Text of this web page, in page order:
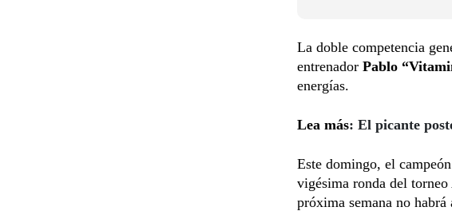
La doble competencia
entrenador Pablo
energías.
Lea más: El picante
Este domingo, el
vigésima ronda del
próxima semana no